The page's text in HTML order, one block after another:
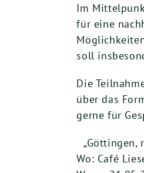
Im
für eine
soll
Die
über das
gerne für
„Göttingen,
Wo: Café